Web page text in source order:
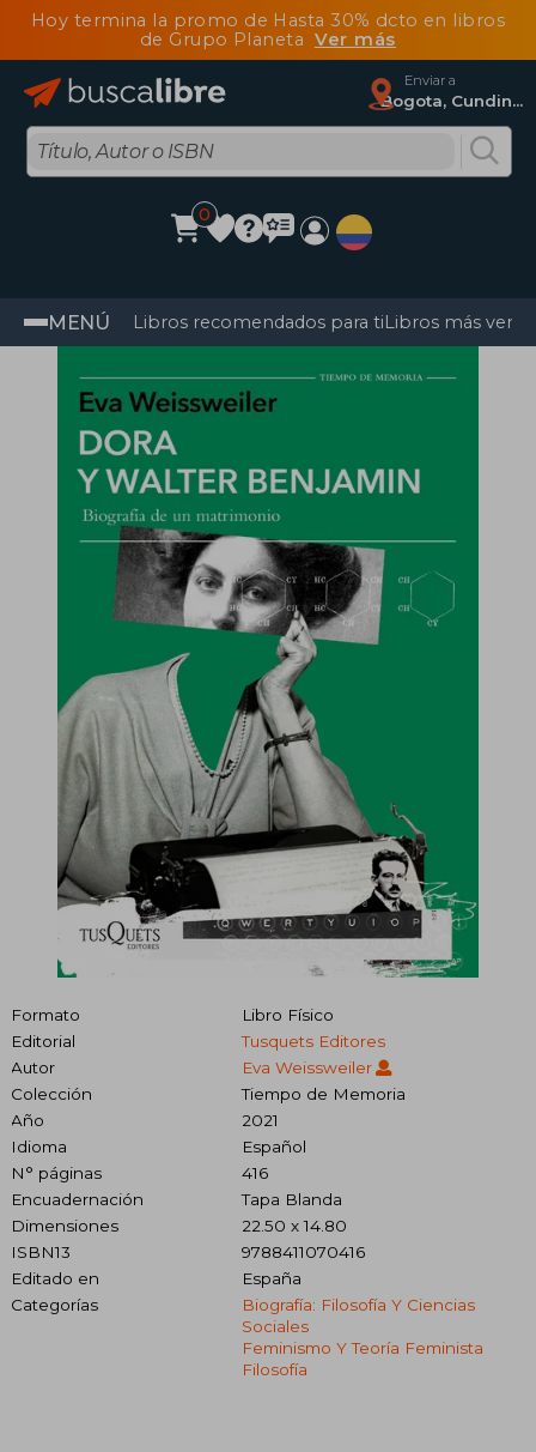
Hoy termina la promo de Hasta 30% dcto en libros
de Grupo Planeta Ver más
Enviar a
Bogota, Cundinamarca
0
MENÚ Libros recomendados para tiLibros más
Formato
Libro Físico
Editorial
Tusquets Editores
Autor
Eva Weissweiler
Colección
Tiempo de Memoria
Año
2021
Idioma
Español
N° páginas
416
Encuadernación
Tapa Blanda
Dimensiones
22.50 x 14.80
ISBN13
9788411070416
Editado en
España
Categorías
Biografía: Filosofía Y Ciencias
Sociales
Feminismo Y Teoría Feminista
Filosofía